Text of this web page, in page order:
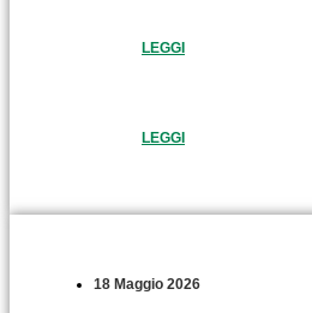
LEGGI
LEGGI
18 Maggio 2026